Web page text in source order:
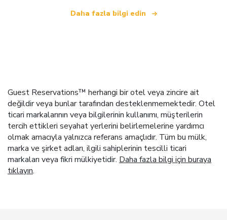
Daha fazla bilgi edin
Guest Reservations™ herhangi bir otel veya zincire ait
değildir veya bunlar tarafından desteklenmemektedir. Otel
ticari markalarının veya bilgilerinin kullanımı, müşterilerin
tercih ettikleri seyahat yerlerini belirlemelerine yardımcı
olmak amacıyla yalnızca referans amaçlıdır. Tüm bu mülk,
marka ve şirket adları, ilgili sahiplerinin tescilli ticari
markaları veya fikri mülkiyetidir. Daha fazla bilgi için buraya
tıklayın.